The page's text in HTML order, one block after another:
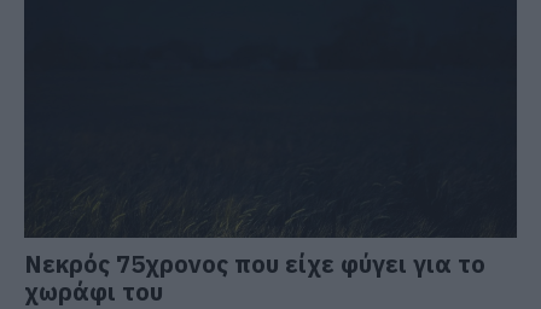
Νεκρός 75χρονος που είχε φύγει για το
χωράφι του